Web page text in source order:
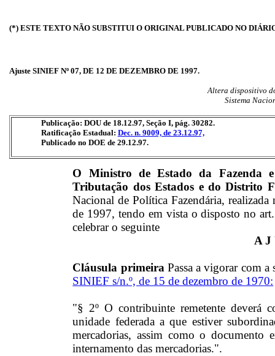
(*) ESTE TEXTO NÃO SUBSTITUI O ORIGINAL PUBLICADO NO
Ajuste SINIEF Nº 07, DE 12 DE DEZEMBRO DE 1997.
Altera dispositivo
Sistema
Publicação: DOU de 18.12.97, Seção I, pág. 30282.
Ratificação Estadual: Dec. n. 9009, de 23.12.97,
Publicado no DOE de 29.12.97.
O Ministro de Estado da Fazenda
Tributação dos Estados e do Distrito
Nacional de Política Fazendária,
de 1997, tendo em vista o disposto no
celebrar o seguinte
A J
Cláusula primeiraPassa a vigorar com a
SINIEF s/n.º, de 15 de dezembro de 1970:
"§ 2º O contribuinte remetente deverá
unidade federada a que estiver
mercadorias, assim como o
internamento das mercadorias.".